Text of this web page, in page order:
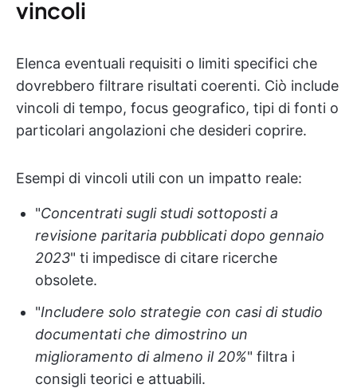
vincoli
Elenca eventuali requisiti o limiti specifici che
dovrebbero filtrare risultati coerenti. Ciò include
vincoli di tempo, focus geografico, tipi di fonti o
particolari angolazioni che desideri coprire.
Esempi di vincoli utili con un impatto reale:
"Concentrati sugli studi sottoposti a
revisione paritaria pubblicati dopo gennaio
2023" ti impedisce di citare ricerche
obsolete.
"Includere solo strategie con casi di studio
documentati che dimostrino un
miglioramento di almeno il 20%" filtra i
consigli teorici e attuabili.